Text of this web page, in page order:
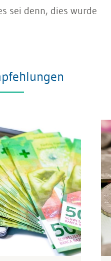
sei denn, dies wurde